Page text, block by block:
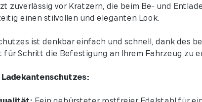
zuverlässig vor Kratzern, die beim Be- und
einen stilvollen und eleganten Look.
ist denkbar einfach und schnell, dank des
für Schritt die Befestigung an Ihrem Fahrzeug zu
Ladekantenschutzes: